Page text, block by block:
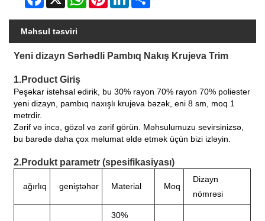
Məhsul təsviri
Yeni dizayn Sərhədli Pambıq Nakış Krujeva Trim
1.Product Giriş
Peşəkar istehsal edirik, bu 30% rayon 70% rayon 70% poliester
yeni dizayn, pambıq naxışlı krujeva bəzək, eni 8 sm, moq 1
metrdir.
Zərif və incə, gözəl və zərif görün. Məhsulumuzu sevirsinizsə,
bu barədə daha çox məlumat əldə etmək üçün bizi izləyin.
2.Produkt parametr (spesifikasiyası)
ağırlıq geniştəhər Material Moq
Dizayn
nömrəsi
30%